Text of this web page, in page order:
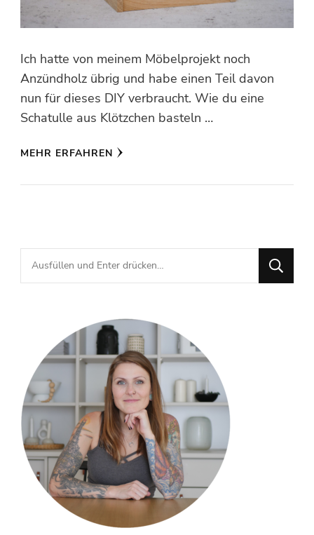
Ich hatte von meinem Möbelprojekt noch
Anzündholz übrig und habe einen Teil davon
nun für dieses DIY verbraucht. Wie du eine
Schatulle aus Klötzchen basteln …
MEHR ERFAHREN
Suchst
du